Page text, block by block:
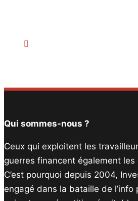
Qui sommes-nous ?
Ceux qui exploitent les
guerres financent également
C’est pourquoi depuis 2004,
engagé dans la bataille de l’info